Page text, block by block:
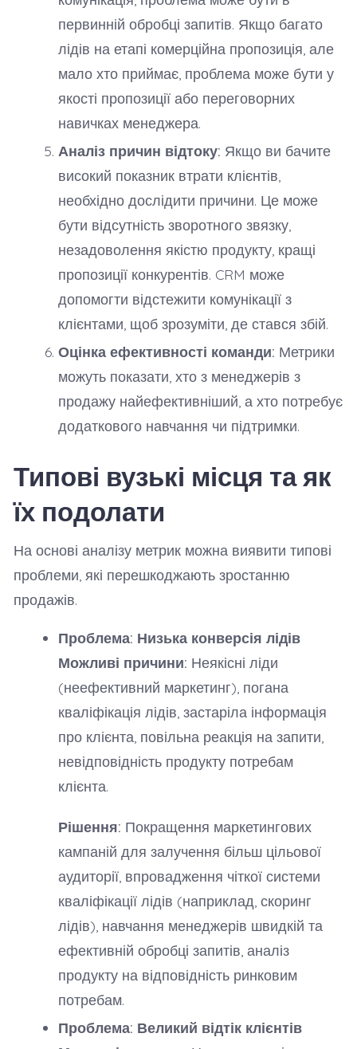
первинній обробці запитів. Якщо багато
лідів на етапі комерційна пропозиція, але
мало хто приймає, проблема може бути у
якості пропозиції або переговорних
навичках менеджера.
Аналіз причин відтоку: Якщо ви бачите
високий показник втрати клієнтів,
необхідно дослідити причини. Це може
бути відсутність зворотного звязку,
незадоволення якістю продукту, кращі
пропозиції конкурентів. CRM може
допомогти відстежити комунікації з
клієнтами, щоб зрозуміти, де стався збій.
Оцінка ефективності команди: Метрики
можуть показати, хто з менеджерів з
продажу найефективніший, а хто потребує
додаткового навчання чи підтримки.
Типові вузькі місця та як
їх подолати
На основі аналізу метрик можна виявити типові
проблеми, які перешкоджають зростанню
продажів.
Проблема: Низька конверсія лідів
Можливі причини: Неякісні ліди
(неефективний маркетинг), погана
кваліфікація лідів, застаріла інформація
про клієнта, повільна реакція на запити,
невідповідність продукту потребам
клієнта.
Рішення: Покращення маркетингових
кампаній для залучення більш цільової
аудиторії, впровадження чіткої системи
кваліфікації лідів (наприклад, скоринг
лідів), навчання менеджерів швидкій та
ефективній обробці запитів, аналіз
продукту на відповідність ринковим
потребам.
Проблема: Великий відтік клієнтів